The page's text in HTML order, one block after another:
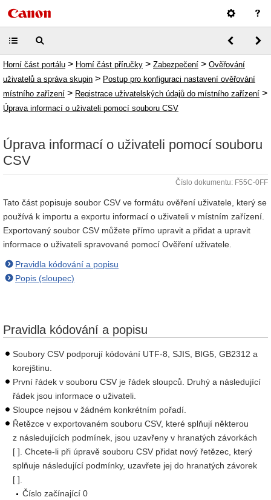
Horní část portálu > Horní část příručky > Zabezpečení > Ověřování
uživatelů a správa skupin > Postup pro konfiguraci nastavení ověřování
místního zařízení > Registrace uživatelských údajů do místního zařízení >
Úprava informací o uživateli pomocí souboru CSV
Úprava informací o uživateli pomocí souboru
CSV
Číslo dokumentu: F55C-0FF
Tato část popisuje soubor CSV ve formátu ověření uživatele, který se
používá k importu a exportu informací o uživateli v místním zařízení.
Exportovaný soubor CSV můžete přímo upravit a přidat a upravit
informace o uživateli spravované pomocí Ověření uživatele.
Pravidla kódování a popisu
Popis (sloupec)
Pravidla kódování a popisu
Soubory CSV podporují kódování UTF-8, SJIS, BIG5, GB2312 a
korejštinu.
První řádek v souboru CSV je řádek sloupců. Druhý a následující
řádek jsou informace o uživateli.
Sloupce nejsou v žádném konkrétním pořadí.
Řetězce v exportovaném souboru CSV, které splňují některou
z následujících podmínek, jsou uzavřeny v hranatých závorkách
[ ]. Chcete-li při úpravě souboru CSV přidat nový řetězec, který
splňuje následující podmínky, uzavřete jej do hranatých závorek
[ ].
Číslo začínající 0